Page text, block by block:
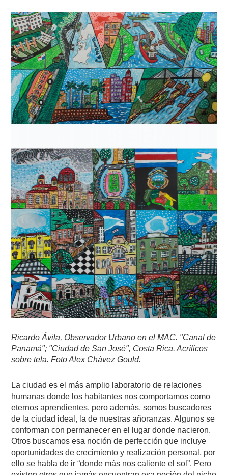
Ricardo Ávila, Observador Urbano en el MAC. "Canal de
Panamá"; "Ciudad de San José", Costa Rica. Acrílicos
sobre tela. Foto Alex Chávez Gould.
La ciudad es el más amplio laboratorio de relaciones
humanas donde los habitantes nos comportamos como
eternos aprendientes, pero además, somos buscadores
de la ciudad ideal, la de nuestras añoranzas. Algunos se
conforman con permanecer en el lugar donde nacieron.
Otros buscamos esa noción de perfección que incluye
oportunidades de crecimiento y realización personal, por
ello se habla de ir “donde más nos caliente el sol”. Pero